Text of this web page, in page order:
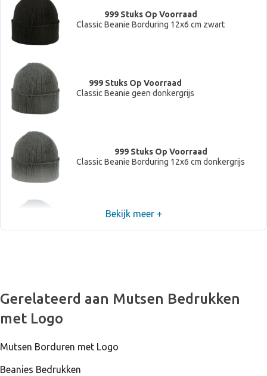
999 Stuks Op Voorraad
Classic Beanie Borduring 12x6 cm zwart
999 Stuks Op Voorraad
Classic Beanie geen donkergrijs
999 Stuks Op Voorraad
Classic Beanie Borduring 12x6 cm donkergrijs
999 Stuks Op Voorraad
Classic Beanie geen navy
Classic Beanie Borduring 12x6 cm navy
Bekijk meer +
Gerelateerd aan Mutsen Bedrukken
met Logo
Mutsen Borduren met Logo
Beanies Bedrukken